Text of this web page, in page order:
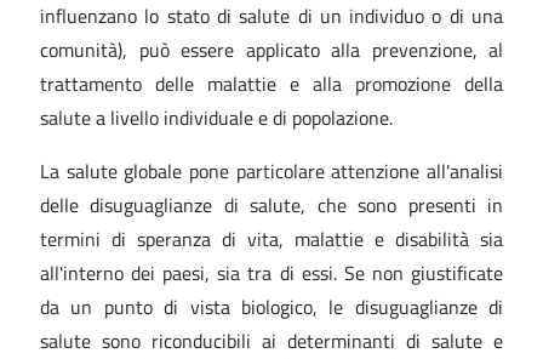
influenzano lo stato di salute di un individuo o di una
comunità), può essere applicato alla prevenzione, al
trattamento delle malattie e alla promozione della
salute a livello individuale e di popolazione.
La salute globale pone particolare attenzione all'analisi
delle disuguaglianze di salute, che sono presenti in
termini di speranza di vita, malattie e disabilità sia
all'interno dei paesi, sia tra di essi. Se non giustificate
da un punto di vista biologico, le disuguaglianze di
salute sono riconducibili ai determinanti di salute e